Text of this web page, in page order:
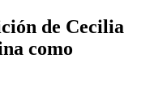
de Cecilia
como